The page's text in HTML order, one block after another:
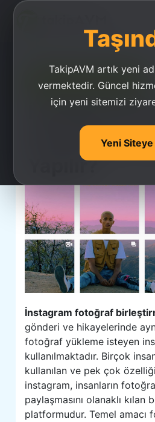
TakipAVM artık yeni
vermektedir. Güncel
için yeni sitemizi
Yeni
Ucuz Takipçi Satın Al
İnstagram
Birleştirme
Yapılır?
İnstagram fotoğraf
gönderi ve hikayelerinde
fotoğraf yükleme isteyen
kullanılmaktadır. Birçok
kullanılan ve pek çok
instagram, insanların
paylaşmasını olanaklı kılan
platformudur. Temel amacı